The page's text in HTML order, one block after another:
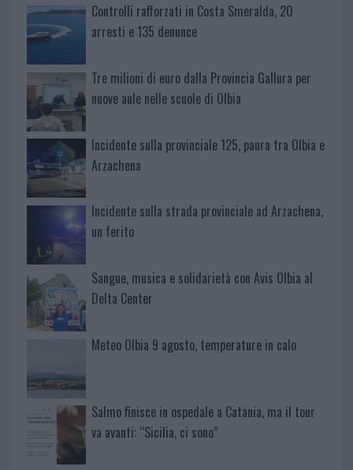
Controlli rafforzati in Costa Smeralda, 20
arresti e 135 denunce
Tre milioni di euro dalla Provincia Gallura per
nuove aule nelle scuole di Olbia
Incidente sulla provinciale 125, paura tra Olbia e
Arzachena
Incidente sulla strada provinciale ad Arzachena,
un ferito
Sangue, musica e solidarietà con Avis Olbia al
Delta Center
Meteo Olbia 9 agosto, temperature in calo
Salmo finisce in ospedale a Catania, ma il tour
va avanti: “Sicilia, ci sono”